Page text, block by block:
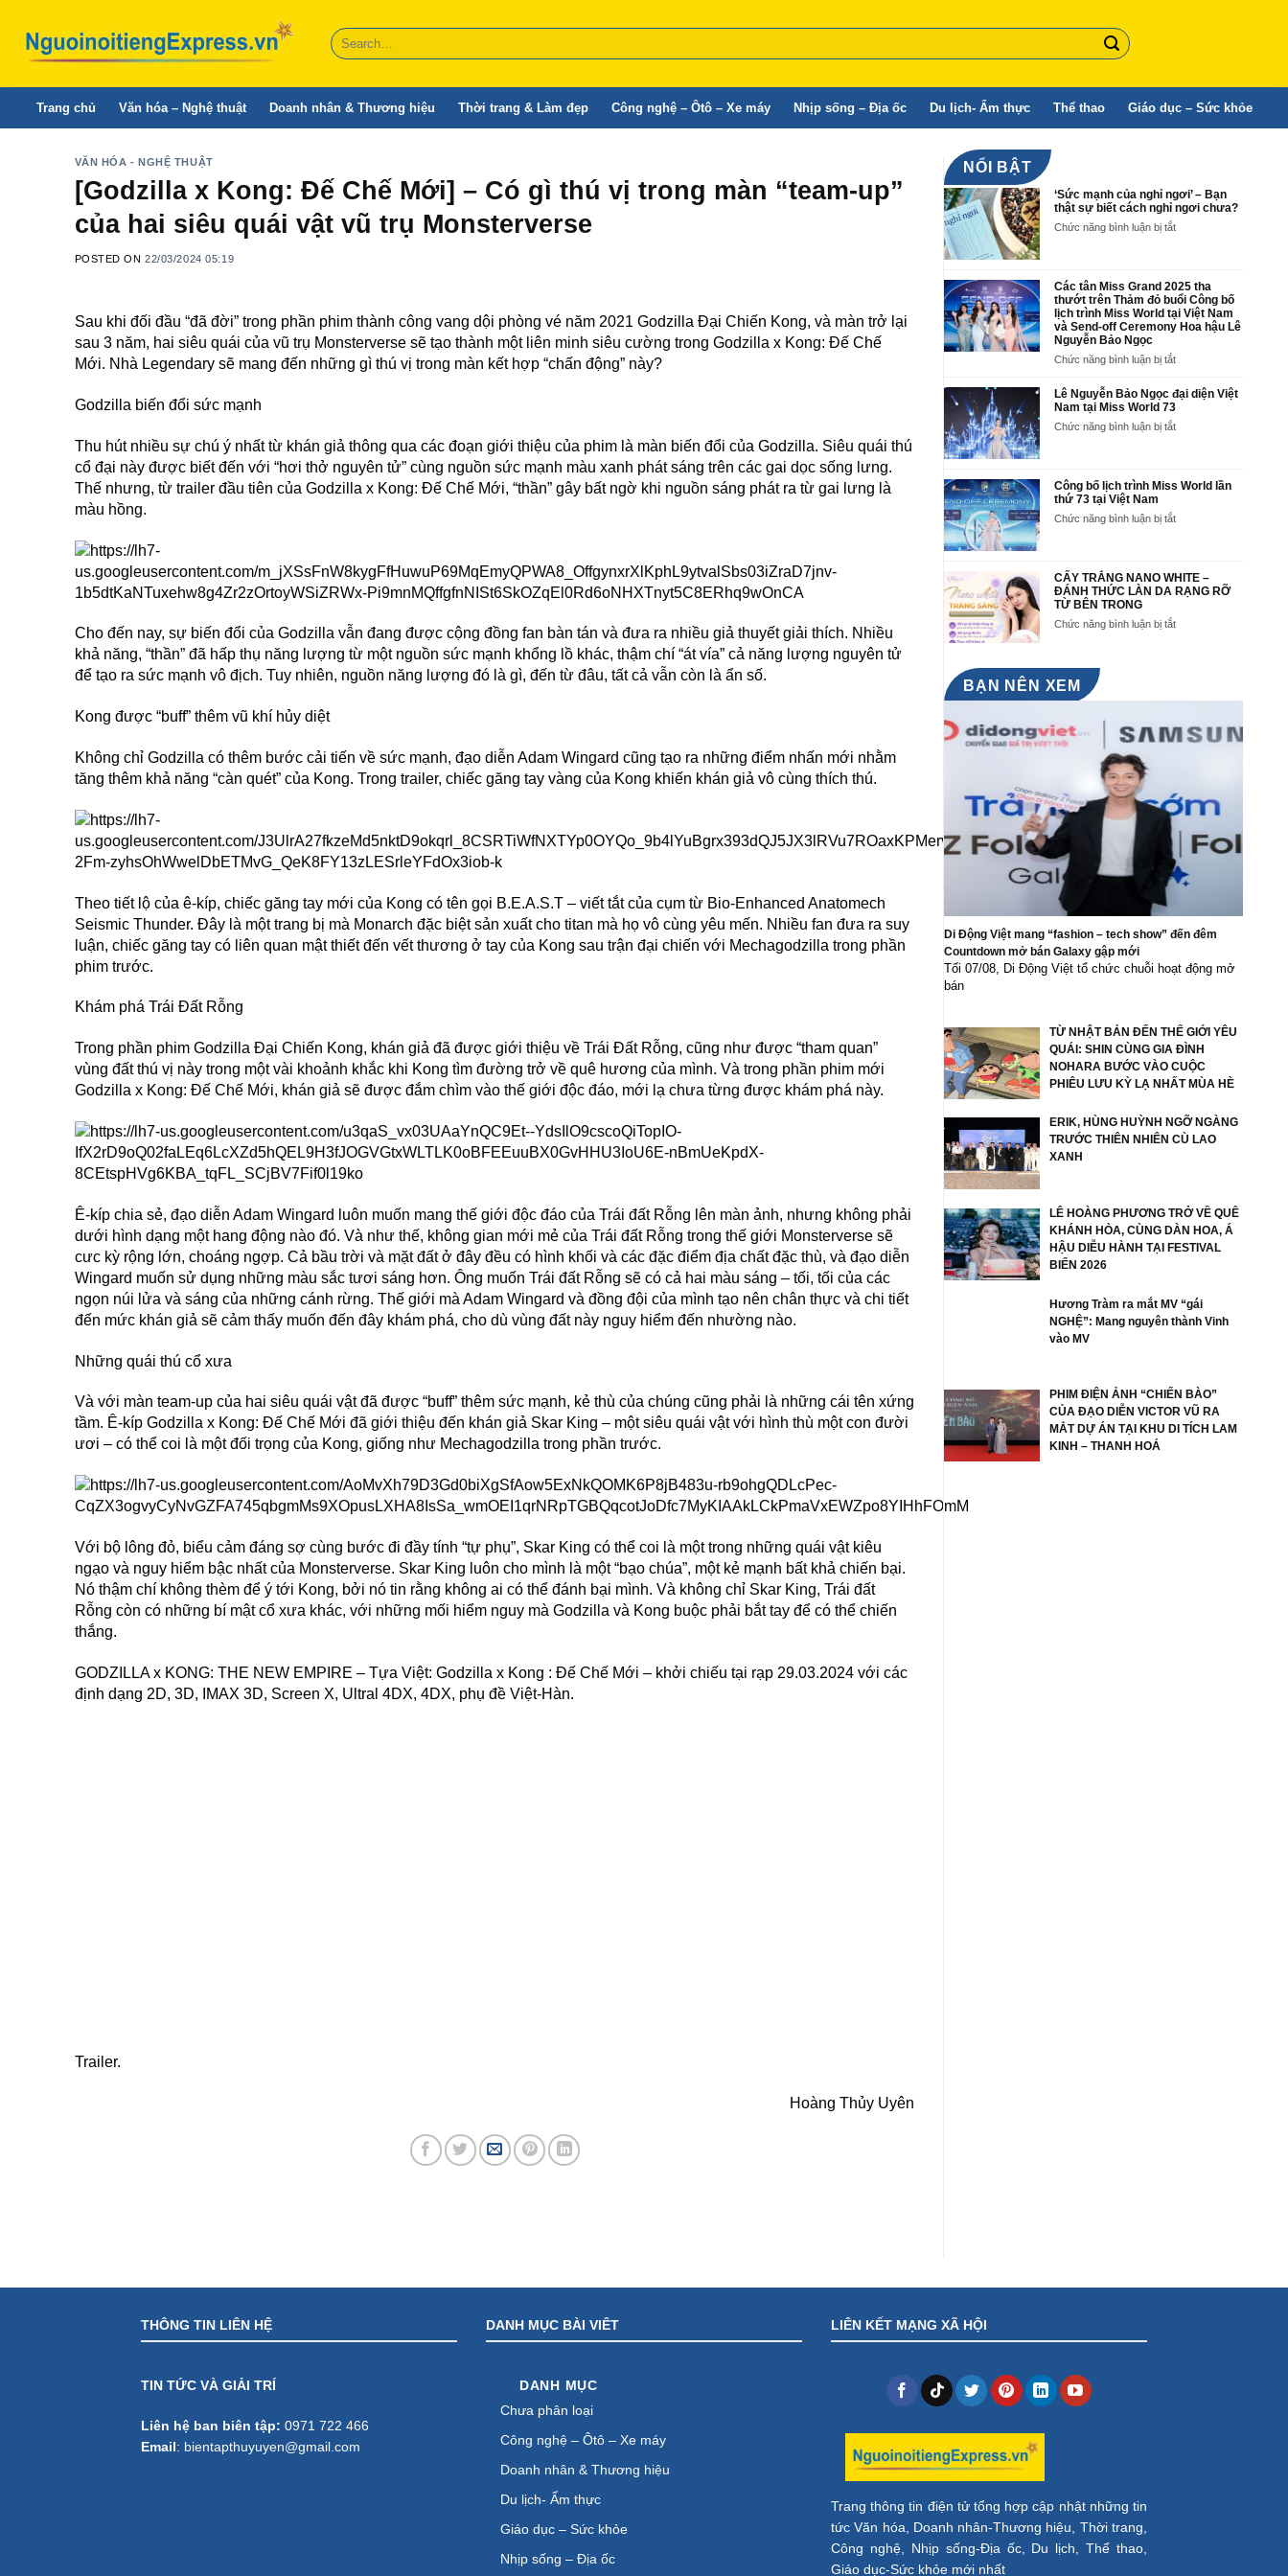
content
Trang chủ Văn hóa – Nghệ thuật Doanh nhân & Thương hiệu Thời trang & Làm đẹp Công nghệ – Ôtô – Xe máy Nhịp sống – Địa ốc Du lịch- Ẩm thực Thể thao Giáo dục – Sức khỏe
VĂN HÓA - NGHỆ THUẬT
[Godzilla x Kong: Đế Chế Mới] – Có gì thú vị trong màn “team-up”
của hai siêu quái vật vũ trụ Monsterverse
POSTED ON22/03/2024 05:19
Sau khi đối đầu “đã đời” trong phần phim thành công vang dội phòng vé năm 2021 Godzilla Đại Chiến Kong, và màn trở lại
sau 3 năm, hai siêu quái của vũ trụ Monsterverse sẽ tạo thành một liên minh siêu cường trong Godzilla x Kong: Đế Chế
Mới. Nhà Legendary sẽ mang đến những gì thú vị trong màn kết hợp “chấn động” này?
Godzilla biến đổi sức mạnh
Thu hút nhiều sự chú ý nhất từ khán giả thông qua các đoạn giới thiệu của phim là màn biến đổi của Godzilla. Siêu quái thú
cổ đại này được biết đến với “hơi thở nguyên tử” cùng nguồn sức mạnh màu xanh phát sáng trên các gai dọc sống lưng.
Thế nhưng, từ trailer đầu tiên của Godzilla x Kong: Đế Chế Mới, “thần” gây bất ngờ khi nguồn sáng phát ra từ gai lưng là
màu hồng.
Cho đến nay, sự biến đổi của Godzilla vẫn đang được cộng đồng fan bàn tán và đưa ra nhiều giả thuyết giải thích. Nhiều
khả năng, “thần” đã hấp thụ năng lượng từ một nguồn sức mạnh khổng lồ khác, thậm chí “át vía” cả năng lượng nguyên tử
để tạo ra sức mạnh vô địch. Tuy nhiên, nguồn năng lượng đó là gì, đến từ đâu, tất cả vẫn còn là ẩn số.
Kong được “buff” thêm vũ khí hủy diệt
Không chỉ Godzilla có thêm bước cải tiến về sức mạnh, đạo diễn Adam Wingard cũng tạo ra những điểm nhấn mới nhằm
tăng thêm khả năng “càn quét” của Kong. Trong trailer, chiếc găng tay vàng của Kong khiến khán giả vô cùng thích thú.
Theo tiết lộ của ê-kíp, chiếc găng tay mới của Kong có tên gọi B.E.A.S.T – viết tắt của cụm từ Bio-Enhanced Anatomech
Seismic Thunder. Đây là một trang bị mà Monarch đặc biệt sản xuất cho titan mà họ vô cùng yêu mến. Nhiều fan đưa ra suy
luận, chiếc găng tay có liên quan mật thiết đến vết thương ở tay của Kong sau trận đại chiến với Mechagodzilla trong phần
phim trước.
Khám phá Trái Đất Rỗng
Trong phần phim Godzilla Đại Chiến Kong, khán giả đã được giới thiệu về Trái Đất Rỗng, cũng như được “tham quan”
vùng đất thú vị này trong một vài khoảnh khắc khi Kong tìm đường trở về quê hương của mình. Và trong phần phim mới
Godzilla x Kong: Đế Chế Mới, khán giả sẽ được đắm chìm vào thế giới độc đáo, mới lạ chưa từng được khám phá này.
Ê-kíp chia sẻ, đạo diễn Adam Wingard luôn muốn mang thế giới độc đáo của Trái đất Rỗng lên màn ảnh, nhưng không phải
dưới hình dạng một hang động nào đó. Và như thế, không gian mới mẻ của Trái đất Rỗng trong thế giới Monsterverse sẽ
cưc kỳ rộng lớn, choáng ngợp. Cả bầu trời và mặt đất ở đây đều có hình khối và các đặc điểm địa chất đặc thù, và đạo diễn
Wingard muốn sử dụng những màu sắc tươi sáng hơn. Ông muốn Trái đất Rỗng sẽ có cả hai màu sáng – tối, tối của các
ngọn núi lửa và sáng của những cánh rừng. Thế giới mà Adam Wingard và đồng đội của mình tạo nên chân thực và chi tiết
đến mức khán giả sẽ cảm thấy muốn đến đây khám phá, cho dù vùng đất này nguy hiểm đến nhường nào.
Những quái thú cổ xưa
Và với màn team-up của hai siêu quái vật đã được “buff” thêm sức mạnh, kẻ thù của chúng cũng phải là những cái tên xứng
tầm. Ê-kíp Godzilla x Kong: Đế Chế Mới đã giới thiệu đến khán giả Skar King – một siêu quái vật với hình thù một con đười
ươi – có thể coi là một đối trọng của Kong, giống như Mechagodzilla trong phần trước.
Với bộ lông đỏ, biểu cảm đáng sợ cùng bước đi đầy tính “tự phụ”, Skar King có thể coi là một trong những quái vật kiêu
ngạo và nguy hiểm bậc nhất của Monsterverse. Skar King luôn cho mình là một “bạo chúa”, một kẻ mạnh bất khả chiến bại.
Nó thậm chí không thèm để ý tới Kong, bởi nó tin rằng không ai có thể đánh bại mình. Và không chỉ Skar King, Trái đất
Rỗng còn có những bí mật cổ xưa khác, với những mối hiểm nguy mà Godzilla và Kong buộc phải bắt tay để có thể chiến
thắng.
GODZILLA x KONG: THE NEW EMPIRE – Tựa Việt: Godzilla x Kong : Đế Chế Mới – khởi chiếu tại rạp 29.03.2024 với các
định dạng 2D, 3D, IMAX 3D, Screen X, Ultral 4DX, 4DX, phụ đề Việt-Hàn.
Trailer.
Hoàng Thủy Uyên
NỔI BẬT
‘Sức mạnh của nghỉ ngơi’ – Bạn
thật sự biết cách nghỉ ngơi chưa?
Chức năng bình luận bị tắtở
nghỉ
ngơi’
–
Bạn
sự
nghỉ
ngơi
chưa?
Các tân Miss Grand 2025 tha
thướt trên Thảm đỏ buổi Công bố
lịch trình Miss World tại Việt Nam
và Send-off Ceremony Hoa hậu Lê
Nguyễn Bảo Ngọc
Chức năng bình luận bị tắtở
tân
Miss
2025
Thảm
buổi
trình
Miss
Việt
Ceremony
hậu
Lê
Ngọc
Lê Nguyễn Bảo Ngọc đại diện Việt
Nam tại Miss World 73
Chức năng bình luận bị tắtở
Ngọc
Việt
World
73
Công bố lịch trình Miss World lần
thứ 73 tại Việt Nam
Chức năng bình luận bị tắtở
trình
Miss
CẤY TRẮNG NANO WHITE –
ĐÁNH THỨC LÀN DA RẠNG RỠ
TỪ BÊN TRONG
Chức năng bình luận bị tắtở
LÀN
TỪ
BÊN
BẠN NÊN XEM
Di Động Việt mang “fashion – tech show” đến đêm
Countdown mở bán Galaxy gập mới
Tối 07/08, Di Động Việt tổ chức chuỗi hoạt động mở
bán
TỪ NHẬT BẢN ĐẾN THẾ GIỚI YÊU
QUÁI: SHIN CÙNG GIA ĐÌNH
NOHARA BƯỚC VÀO CUỘC
PHIÊU LƯU KỲ LẠ NHẤT MÙA HÈ
ERIK, HÙNG HUỲNH NGỠ NGÀNG
TRƯỚC THIÊN NHIÊN CÙ LAO
XANH
LÊ HOÀNG PHƯƠNG TRỞ VỀ QUÊ
KHÁNH HÒA, CÙNG DÀN HOA, Á
HẬU DIỄU HÀNH TẠI FESTIVAL
BIỂN 2026
Hương Tràm ra mắt MV “gái
NGHỆ”: Mang nguyên thành Vinh
vào MV
PHIM ĐIỆN ẢNH “CHIẾN BÀO”
CỦA ĐẠO DIỄN VICTOR VŨ RA
MẮT DỰ ÁN TẠI KHU DI TÍCH LAM
KINH – THANH HOÁ
THÔNG TIN LIÊN HỆ
TIN TỨC VÀ GIẢI TRÍ
Liên hệ ban biên tập: 0971 722 466
Email: bientapthuyuyen@gmail.com
DANH MỤC BÀI VIÊT
DANH MỤC
Chưa phân loại
Công nghệ – Ôtô – Xe máy
Doanh nhân & Thương hiệu
Du lịch- Ẩm thực
Giáo dục – Sức khỏe
Nhịp sống – Địa ốc
LIÊN KẾT MẠNG XÃ HỘI
Trang thông tin điện tử tổng hợp cập nhật những tin
tức Văn hóa, Doanh nhân-Thương hiệu, Thời trang,
Công nghệ, Nhịp sống-Địa ốc, Du lịch, Thể thao,
Giáo dục-Sức khỏe mới nhất